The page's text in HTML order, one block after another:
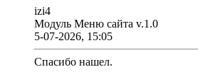
izi4
Модуль Меню сайта v.1.0
5-07-2026, 15:05
Спасибо нашел.